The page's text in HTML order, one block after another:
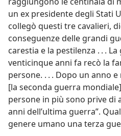
un ex presidente degli Stati
collegò questi tre cavalieri,
conseguenze delle grandi
carestia e la pestilenza . . .
venticinque anni fa recò la
persone. . . . Dopo un anno
[la seconda guerra
persone in più sono prive di
anni dell’ultima guerra”.
genere umano una terza